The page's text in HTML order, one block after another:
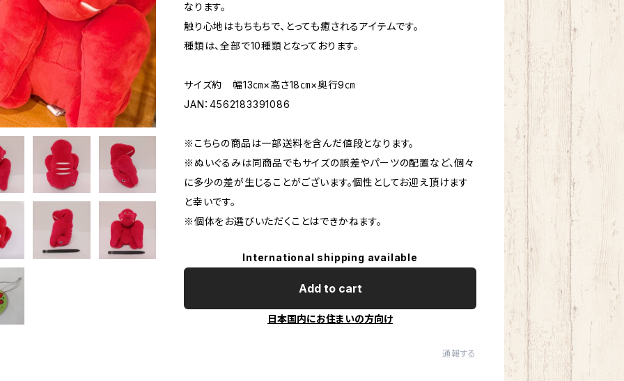
なります。
触り心地はもちもちで、とっても癒されるアイテムです。
種類は、全部で10種類となっております。
サイズ約 幅13㎝×高さ18㎝×奥行9㎝
JAN：4562183391086
※こちらの商品は一部送料を含んだ値段となります。
※ぬいぐるみは同商品でもサイズの誤差やパーツの配置など、個々
に多少の差が生じることがございます。個性としてお迎え頂けます
と幸いです。
※個体をお選びいただくことはできかねます。
International shipping available
Add to cart
日本国内にお住まいの方向け
通報する